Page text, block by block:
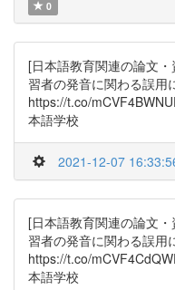
0
[日本語教育関連の論文
習者の発音に関わる誤用
https://t.co/
本語学校
2021-12-07
[日本語教育関連の論文
習者の発音に関わる誤用
https://t.co/
本語学校